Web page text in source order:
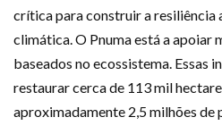
crítica para construir a resiliência
climática. O Pnuma está a apoiar
baseados no ecossistema. Essas
restaurar cerca de 113 mil
aproximadamente 2,5 milhões de